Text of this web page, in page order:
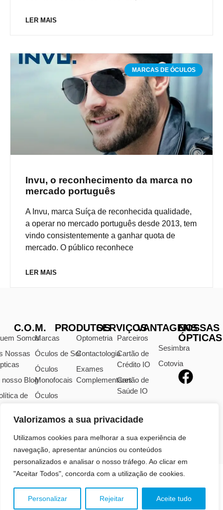
Valorizamos a sua privacidade
Utilizamos cookies para melhorar a sua experiência de
navegação, apresentar anúncios ou conteúdos
personalizados e analisar o nosso tráfego. Ao clicar em
"Aceitar Todos", concorda com a utilização de cookies.
Personalizar Rejeitar Aceite tudo
LER MAIS
MARCAS DE ÓCULOS
Invu, o reconhecimento da marca no
mercado português
A Invu, marca Suíça de reconhecida qualidade,
a operar no mercado português desde 2013, tem
vindo consistentemente a ganhar quota de
mercado. O público reconhece
LER MAIS
C.O.M.
Somos
Nossas
nosso Blog
de
Legais
de
PRODUTOS
Marcas
Óculos de Sol
Óculos
Monofocais
Óculos
Lentes
SERVIÇOS
Optometria
Contactologia
Exames
Complementares
VANTAGENS
Parceiros
Cartão de
Crédito IO
Cartão de
Saúde IO
NOSSAS
ÓPTICAS
Sesimbra
Cotovia
TODOS OS DIREITOS RESERVADOS | 2026 | CENTRO
ÓPTICO MODERNO